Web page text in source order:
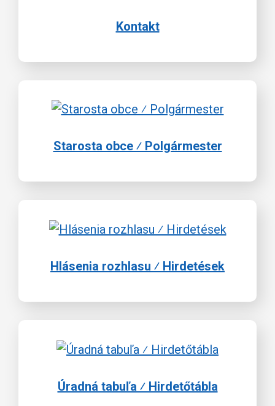
Kontakt
Starosta obce ⁄ Polgármester
Hlásenia rozhlasu ⁄ Hirdetések
Úradná tabuľa ⁄ Hirdetőtábla